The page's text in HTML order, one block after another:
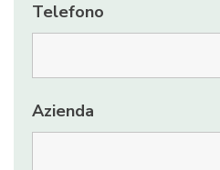
Telefono
Azienda